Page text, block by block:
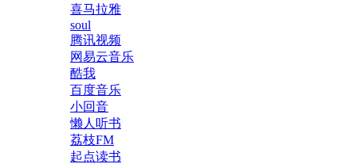
喜马拉雅
soul
腾讯视频
网易云音乐
酷我
百度音乐
小回音
懒人听书
荔枝FM
起点读书